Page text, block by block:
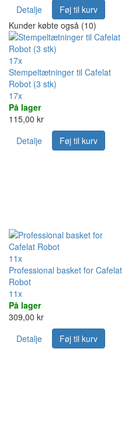
Detalje
Føj til kurv
Kunder købte også (10)
17x
Stempeltætninger til Cafelat
Robot (3 stk)
17x
På lager
115,00 kr
Detalje
Føj til kurv
11x
Professional basket for Cafelat
Robot
11x
På lager
309,00 kr
Detalje
Føj til kurv